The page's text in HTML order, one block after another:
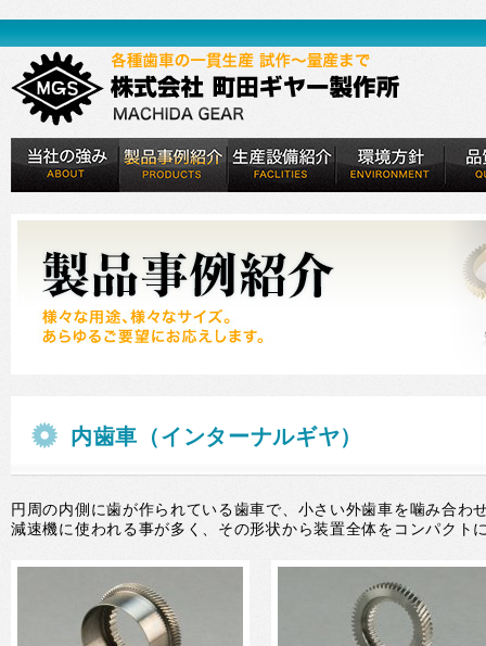
内歯車（インターナルギヤ）
円周の内側に歯が作られている歯車で、小さい外歯車を噛み合わ
減速機に使われる事が多く、その形状から装置全体をコンパクト